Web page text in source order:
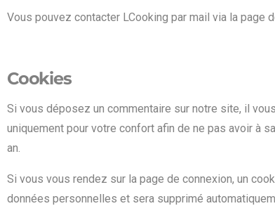
Vous pouvez contacter LCooking par mail via la page
Cookies
Si vous déposez un commentaire sur notre site, il
uniquement pour votre confort afin de ne pas avoir à
an.
Si vous vous rendez sur la page de connexion, un
données personnelles et sera supprimé